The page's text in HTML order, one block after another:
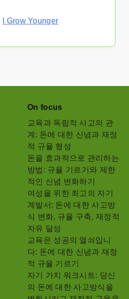
I Grow Younger
On focus
교육과 독립적 사고의 관
계: 돈에 대한 신념과 재정
적 규율 형성
돈을 효과적으로 관리하는
방법: 규율 기르기와 제한
적인 신념 변화하기
여성을 위한 최고의 자기
계발서: 돈에 대한 사고방
식 변화, 규율 구축, 재정적
자유 달성
교육은 성공의 열쇠입니
다: 돈에 대한 신념과 재정
적 규율 기르기
자기 가치 워크시트: 당신
의 돈에 대한 사고방식을